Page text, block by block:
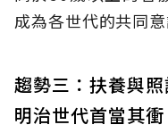
成為各世代的共同意
趨勢三：扶養與
明治世代首當其衝